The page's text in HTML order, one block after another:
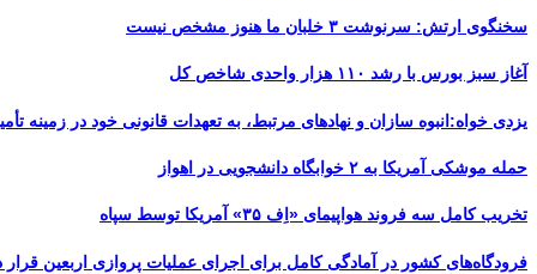
سخنگوی ارتش: سرنوشت ۳ خلبان ما هنوز مشخص نیست
آغاز سبز بورس با رشد ۱۱۰ هزار واحدی شاخص کل
یزدی خواه:انبوه سازان و نهادهای مرتبط، به تعهدات قانونی خود در زمینه
حمله موشکی آمریکا به ۲ خوابگاه دانشجویی در اهواز
تخریب کامل سه فروند هواپیمای «اِف ۳۵» آمریکا توسط سپاه
فرودگاه‌های کشور در آمادگی کامل برای اجرای عملیات پروازی اربعین قرار